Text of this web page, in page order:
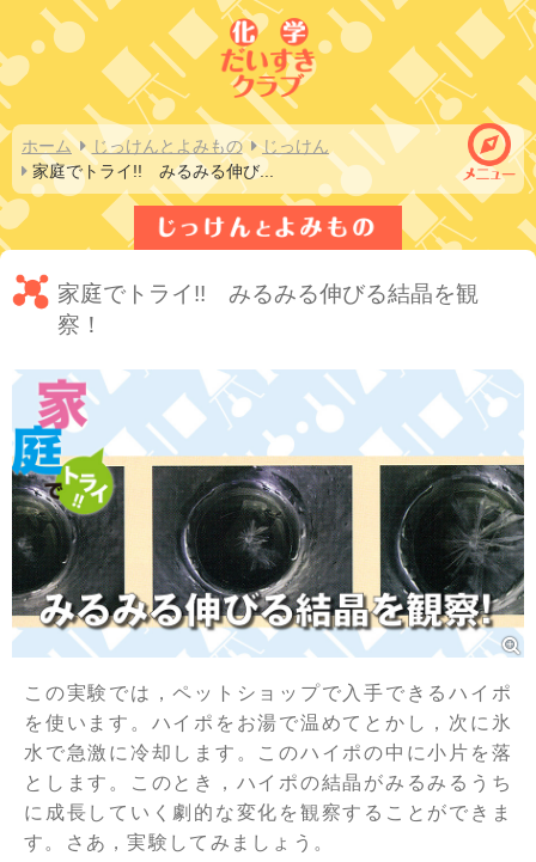
ホーム じっけんとよみもの
じっけん
家庭でトライ!!　みるみる伸び...
家庭でトライ!! みるみる伸びる結晶を観
察！
この実験では，ペットショップで入手できるハイポ
を使います。ハイポをお湯で温めてとかし，次に氷
水で急激に冷却します。このハイポの中に小片を落
とします。このとき，ハイポの結晶がみるみるうち
に成長していく劇的な変化を観察することができま
す。さあ，実験してみましょう。